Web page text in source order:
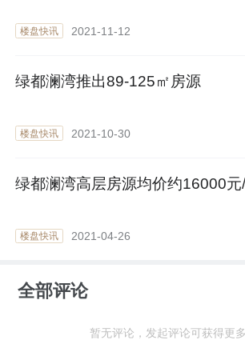
楼盘快讯 2021-11-12
绿都澜湾推出89-125㎡房源
楼盘快讯 2021-10-30
绿都澜湾高层房源均价约16000元
楼盘快讯 2021-04-26
全部评论
暂无评论，发起评论可获得更